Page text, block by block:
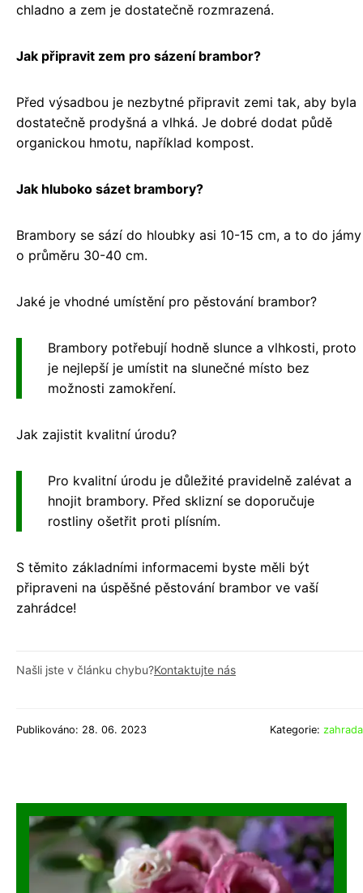
chladno a zem je dostatečně rozmrazená.
Jak připravit zem pro sázení brambor?
Před výsadbou je nezbytné připravit zemi tak, aby byla
dostatečně prodyšná a vlhká. Je dobré dodat půdě
organickou hmotu, například kompost.
Jak hluboko sázet brambory?
Brambory se sází do hloubky asi 10-15 cm, a to do jámy
o průměru 30-40 cm.
Jaké je vhodné umístění pro pěstování brambor?
Brambory potřebují hodně slunce a vlhkosti, proto
je nejlepší je umístit na slunečné místo bez
možnosti zamokření.
Jak zajistit kvalitní úrodu?
Pro kvalitní úrodu je důležité pravidelně zalévat a
hnojit brambory. Před sklizní se doporučuje
rostliny ošetřit proti plísním.
S těmito základními informacemi byste měli být
připraveni na úspěšné pěstování brambor ve vaší
zahrádce!
Našli jste v článku chybu?Kontaktujte nás
Publikováno: 28. 06. 2023 Kategorie: zahrada